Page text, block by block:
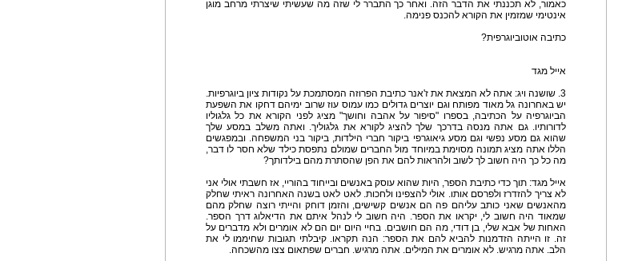
כאמור, לא תכננתי את הדבר הזה. ואחר כך התברר לי שזה מה שעשיתי שיצרתי מרחב מוגן
אינטימי שמזמין את הקורא להכנס פנימה.
כתיבה אוטוביוגרפית?
אייל מגד
3. שושנה ויג: אתה לא המצאת את ז'אנר כתיבת הפרוזה המסתמכת על נקודות ציון ביוגרפיות.
יש באחרונה גל מאוד מפותח וגם יוצרים גדולים כמו עמוס עוז שרוב ימיהם דחקו את השפעת
הביוגרפיה על הכתיבה, בספרו "סיפור על אהבה וחושך" מציג לפני הקורא את כל גלגוליו
לדורותיו. גם אתה מנסה בדרכך שלך להציג לקורא את גלגוליך. ואתה משלב במסע שלך
שהוא גם מסע נפשי וגם מסע גיאוגרפי ביקור חברי הילדות, ביקור בני המשפחה. ובמפגשים
הללו אתה מציג תמונה מסוימת במיוחד מול החברים שמולם נתפסת כילד שלא חסר לו דבר,
מה כל כך היה חשוב לך לשוב ולהראות להם את הפן שהסתרת מהם בילדותך?
אייל מגד: תוך כדי כתיבת הספר, היות שהוא עוסק באנשים ובייחוד בהוריי, אז חשבתי אולי אני
לא צריך להזדרז ולפרסם אותו. אולי להצפינו ולחכות. לאט לאט בשנה האחרונה ראיתי שחלק
מהאנשים שאני כותב עליהם פה הם אנשים קשישים, והזמן דוחק והייתי רוצה שחלק מהם
שמאוד היה חשוב לי, יקראו את הספר. היה חשוב לי לנהל איתם את הדיאלוג דרך הספר.
האחות של אבא שלי, בן דודי, מה הם חושבים. בחיי היום יום הם לא אומרים ולא מדברים על
זה. זו הייתה הזדמנות להביא להם את הספר: הנה תקראו. קיבלתי תגובות שחיממו לי את
הלב. אתה מרגיש. לא אומרים את המילים. אתה מרגיש. חברים שפתאום צצו מהשכחה.